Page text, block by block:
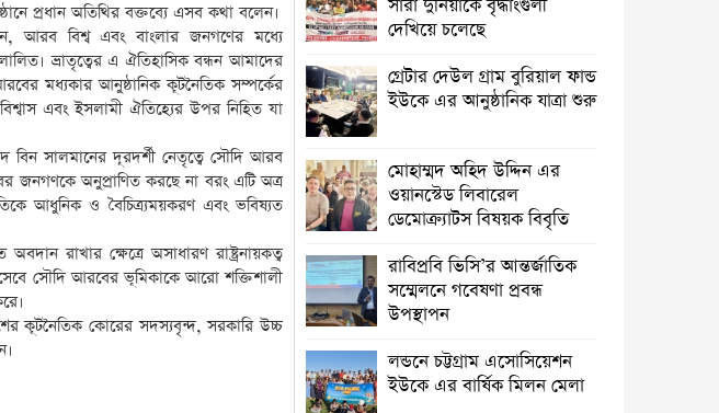
প্রধান অতিথির বক্তব্যে এসব কথা বলেন।
আরব বিশ্ব এবং বাংলার জনগণের মধ্যে
ভ্রাতৃত্বের এ ঐতিহাসিক বন্ধন আমাদের
মধ্যকার আনুষ্ঠানিক কূটনৈতিক সম্পর্কের
এবং ইসলামী ঐতিহ্যের উপর নিহিত যা
বিন সালমানের দূরদর্শী নেতৃত্বে সৌদি আরব
জনগণকে অনুপ্রাণিত করছে না বরং এটি অত্র
আধুনিক ও বৈচিত্র্যময়করণ এবং ভবিষ্যত
রাখার ক্ষেত্রে অসাধারণ রাষ্ট্রনায়কত্ব
সৌদি আরবের ভূমিকাকে আরো শক্তিশালী
কূটনৈতিক কোরের সদস্যবৃন্দ, সরকারি উচ্চ
পর্যটন খাতকে টেকসই ও অর্থনীতির
অন্যতম চালিকাশক্তি হিসেবে গড়ে তুলতে
সরকার কাজ করছে : পর্যটন মন্ত্রী
ঈশ্বরগঞ্জে চলাচলের রাস্তা বন্ধ করে ঘর
নির্মাণের অভিযোগ
অহেতুক প্রকল্প নয়, পাহাড়িদের
জীবনমান উন্নয়নে বাস্তবভিত্তিক কার্যকর
উদ্যোগ নেয়ার আহ্বান পার্বত্য প্রতিমন্ত্রীর
তাহসিনা রুশদীর লুনা এমপি’র সা‌থে
ট্রাস্টিবৃন্দের সাক্ষাৎ
নির্যাতন এবং এক লাখ টাকা মুক্তিপণ
দাবির অভিযোগ : খাগড়াছড়ি প্রেসক্লাবে
সংবাদ সম্মেলন
সারা দুনিয়াকে বৃদ্ধাংগুলী
দেখিয়ে চলেছে
গ্রেটার দেউল গ্রাম বুরিয়াল ফান্ড
ইউকে এর আনুষ্ঠানিক যাত্রা শুরু
মোহাম্মদ অহিদ উদ্দিন এর
ওয়ানস্টেড লিবারেল
ডেমোক্র্যাটস বিষয়ক বিবৃতি
রাবিপ্রবি ভিসি’র আন্তর্জাতিক
সম্মেলনে গবেষণা প্রবন্ধ
উপস্থাপন
লন্ডনে চট্টগ্রাম এসোসিয়েশন
ইউকে এর বার্ষিক মিলন মেলা